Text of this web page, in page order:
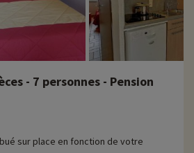
- 7 personnes - Pension
sur place en fonction de votre